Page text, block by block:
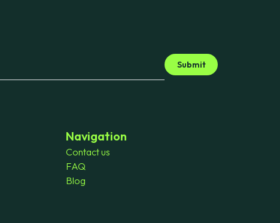
Submit
Navigation
Contact us
FAQ
Blog